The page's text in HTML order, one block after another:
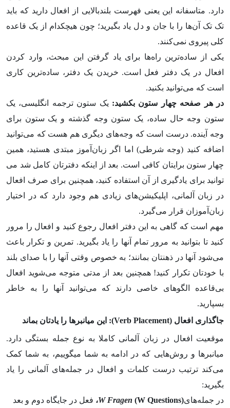
دارد. متاسفانه این یعنی فهرست بلندبالایی از افعال دارید که باید
تک تک آن­‌ها را با جان و دل یاد بگیرید؛ چون هیچکدام از یک قاعده
کلی پیروی نمی­‌کنند.
یکی از ساده­‌ترین راه­‌ها برای یاد گرفتن این مبحث، وارد کردن
افعال در یک دفتر فعل است. خریدن یک دفتر، ساده‌­ترین کاری
است که می‌­توانید بکنید.
در هر صفحه چهار ستون بکشید: یک ستون ترجمه انگلیسی، یک
ستون وجه حال ساده، یک ستون وجه گذشته و یک ستون برای
وجه آینده. درست است که وجه‌های دیگری هم هست که می­‌توانید
اضافه کنید (وجه شرطی) اما اگر زبان‌­آموز مبتدی هستید، همین
چهار ستون برایتان کافی است. بعد از اینکه دفترتان کامل شد می­‌
توانید برای یادگیری از آن استفاده کنید، همچنین برای صرف افعال
در زبان آلمانی، اپلیکیشن­‌های زیادی هم وجود دارد که در اختیار
زبان­‌آموزان قرار می­‌گیرد.
مهم است که گاهی به این دفتر افعال رجوع کنید و افعال را مرور
کنید تا بتوانید به مرور تمام آن­­ها را یاد بگیرید. تمرین و تکرار باعث
می­‌شود آن­ها در ذهنتان بمانند؛ به خصوص وقتی آن­ها را با صدای بلند
با خودتان تکرار کنید! همچنین بعد از مدتی متوجه می­‌شوید افعال
بی­‌قاعده الگوهای خاصی دارند که می­‌توانید آن­ها را به خاطر
بسپارید.
جاگذاری افعال (Verb Placement): این میانبرها را یادتان بماند
موقعیت افعال در زبان آلمانی کاملا به نوع جمله بستگی دارد.
میانبرها و روش­‌هایی که در ادامه به شما می­گوییم، به شما کمک
می­‌کند ترتیب درست کلمات و افعال در جمله­‌های آلمانی را یاد
بگیرید:
در جمله‌های
W Fragen (W Questions) ، فعل در جایگاه دوم و بعد